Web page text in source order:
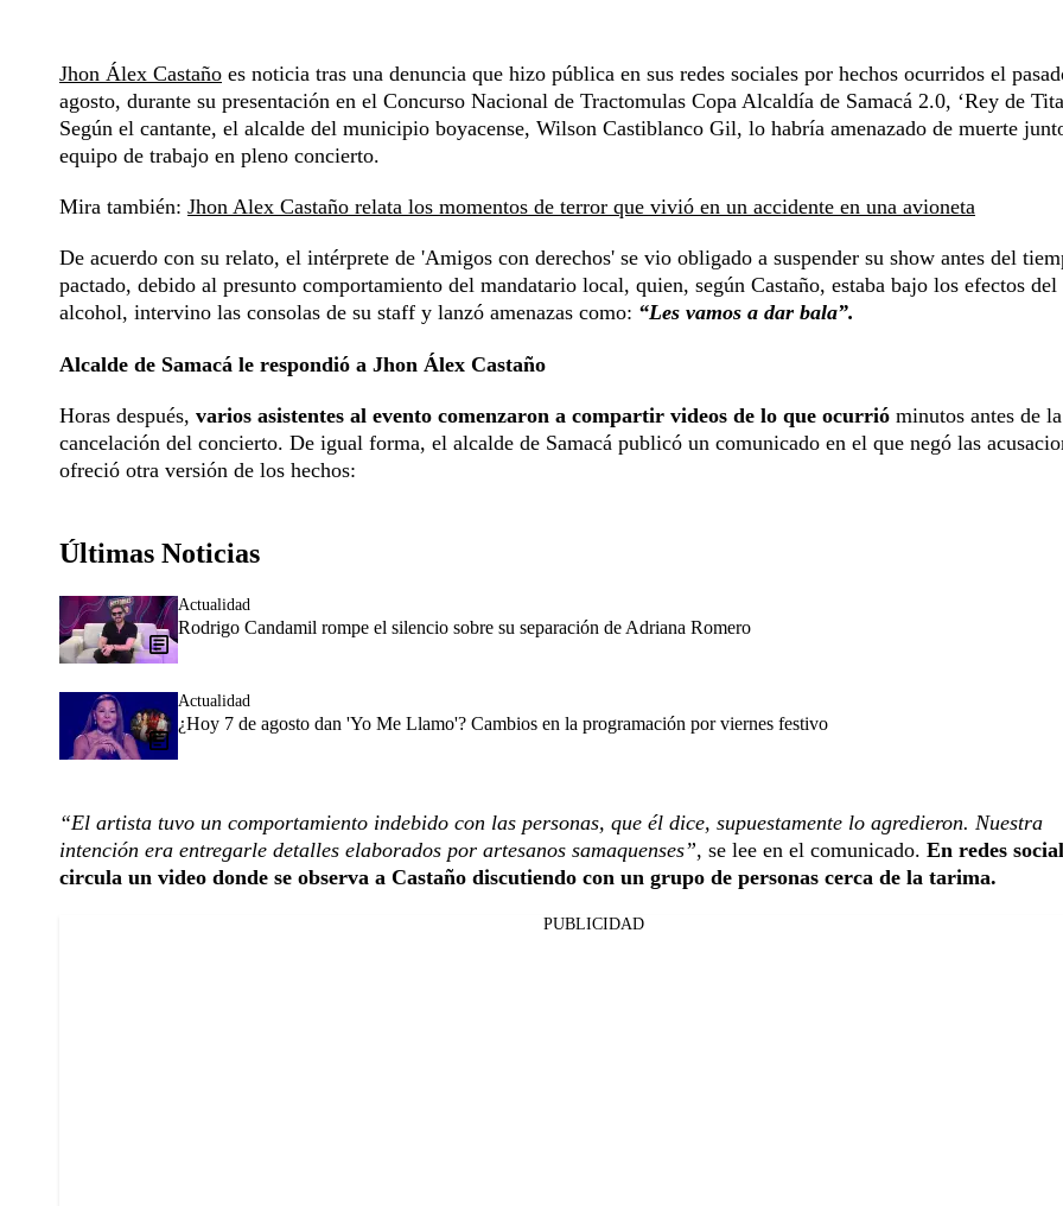
Jhon Álex Castaño es noticia tras una denuncia que hizo pública en sus redes sociales por hechos ocurridos el
agosto, durante su presentación en el Concurso Nacional de Tractomulas Copa Alcaldía de Samacá 2.0, ‘Rey de
Según el cantante, el alcalde del municipio boyacense, Wilson Castiblanco Gil, lo habría amenazado de muerte
equipo de trabajo en pleno concierto.
Mira también: Jhon Alex Castaño relata los momentos de terror que vivió en un accidente en una avioneta
De acuerdo con su relato, el intérprete de 'Amigos con derechos' se vio obligado a suspender su show antes del
pactado, debido al presunto comportamiento del mandatario local, quien, según Castaño, estaba bajo los efectos del
alcohol, intervino las consolas de su staff y lanzó amenazas como: “Les vamos a dar bala”.
Alcalde de Samacá le respondió a Jhon Álex Castaño
Horas después, varios asistentes al evento comenzaron a compartir videos de lo que ocurrió minutos antes de la
cancelación del concierto. De igual forma, el alcalde de Samacá publicó un comunicado en el que negó las
ofreció otra versión de los hechos:
Últimas Noticias
Actualidad
Rodrigo Candamil rompe el silencio sobre su separación de Adriana Romero
Actualidad
¿Hoy 7 de agosto dan 'Yo Me Llamo'? Cambios en la programación por viernes festivo
“El artista tuvo un comportamiento indebido con las personas, que él dice, supuestamente lo agredieron. Nuestra
intención era entregarle detalles elaborados por artesanos samaquenses”, se lee en el comunicado. En redes
circula un video donde se observa a Castaño discutiendo con un grupo de personas cerca de la tarima.
PUBLICIDAD